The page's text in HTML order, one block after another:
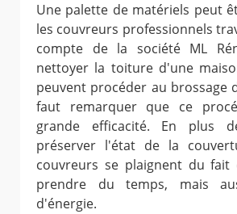
Une palette de matériels peut
les couvreurs professionnels
compte de la société ML
nettoyer la toiture d'une
peuvent procéder au brossage
faut remarquer que ce
grande efficacité. En plus
préserver l'état de la
couvreurs se plaignent du fait
prendre du temps, mais
d'énergie.